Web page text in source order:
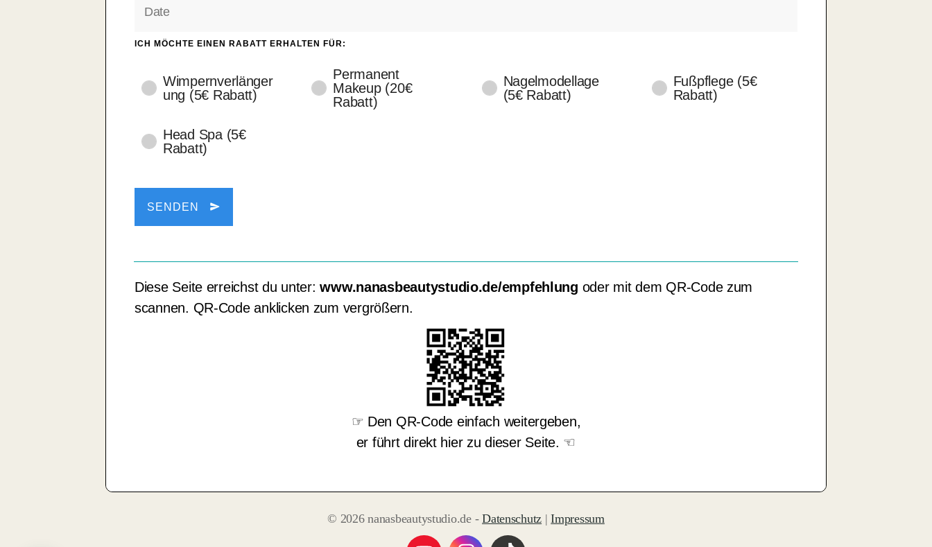
ICH MÖCHTE EINEN RABATT ERHALTEN FÜR:
Wimpernverlänger
ung (5€ Rabatt)
Permanent
Makeup (20€
Rabatt)
Nagelmodellage
(5€ Rabatt)
Fußpflege (5€
Rabatt)
Head Spa (5€
Rabatt)
SENDEN
Diese Seite erreichst du unter:www.nanasbeautystudio.de/empfehlung oder mit dem QR-Code zum
scannen. QR-Code anklicken zum vergrößern.
☞ Den QR-Code einfach weitergeben,
er führt direkt hier zu dieser Seite. ☜
© 2026 nanasbeautystudio.de -Datenschutz |Impressum
Jetzt sofort schenken: Gutscheine online kaufen